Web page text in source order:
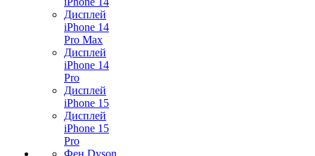
Дисплей
iPhone 14
Pro Max
Дисплей
iPhone 14
Pro
Дисплей
iPhone 15
Дисплей
iPhone 15
Pro
Фен Dyson